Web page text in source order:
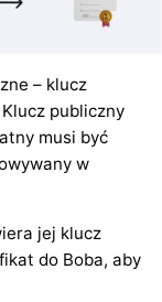
– klucz
publiczny
musi być
w
jej klucz
do Boba, aby